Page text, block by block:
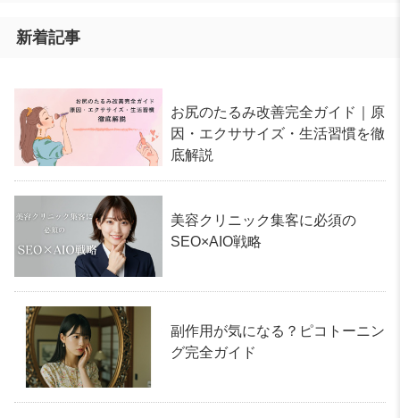
新着記事
お尻のたるみ改善完全ガイド｜原
因・エクササイズ・生活習慣を徹
底解説
美容クリニック集客に必須の
SEO×AIO戦略
副作用が気になる？ピコトーニン
グ完全ガイド